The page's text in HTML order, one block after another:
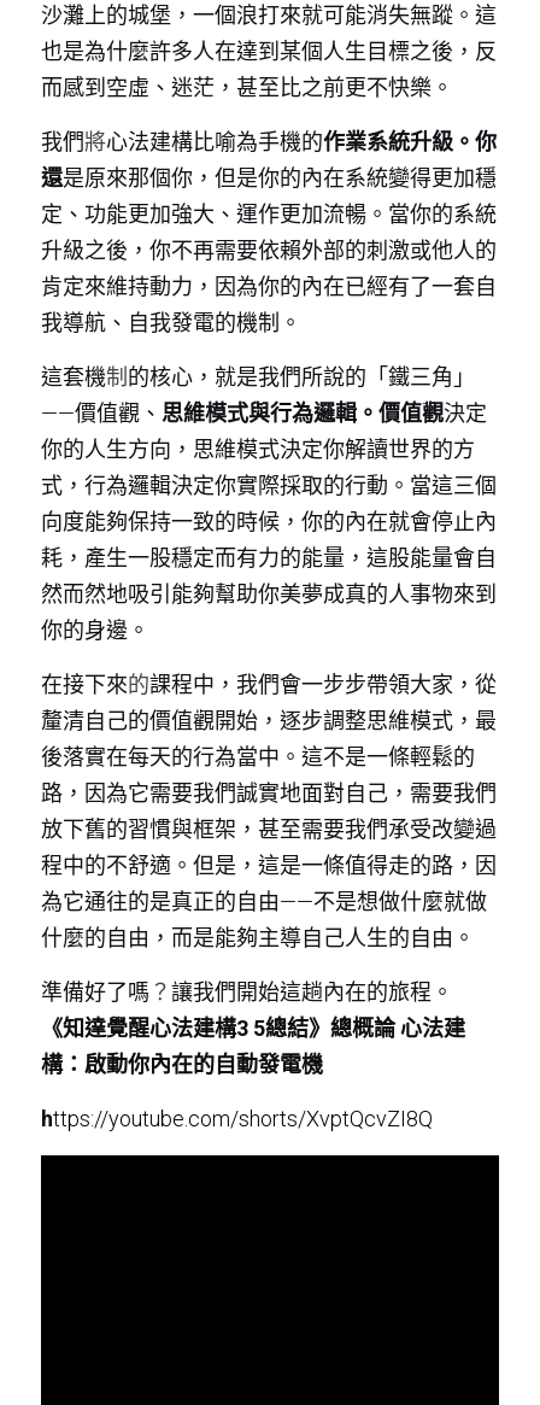
沙灘上的城堡，一個浪打來就可能消失無蹤。這
也是為什麼許多人在達到某個人生目標之後，反
而感到空虛、迷茫，甚至比之前更不快樂。
我們將心法建構比喻為手機的作業系統升級。你
還是原來那個你，但是你的內在系統變得更加穩
定、功能更加強大、運作更加流暢。當你的系統
升級之後，你不再需要依賴外部的刺激或他人的
肯定來維持動力，因為你的內在已經有了一套自
我導航、自我發電的機制。
這套機制 的核心，就是我們所說的「鐵三角」
——價值觀、 思維模式與行為邏輯。價值觀決定
你的人生方向，思維模式決定你解讀世界的方
式，行為邏輯決定你實際採取的行動。當這三個
向度能夠保持一致的時候，你的內在就會停止內
耗，產生一股穩定而有力的能量，這股能量會自
然而然地吸引能夠幫助你美夢成真的人事物來到
你的身邊。
在接下來的課程中，我們會一步步帶領大家，從
釐清自己的價值觀開始，逐步調整思維模式，最
後落實在每天的行為當中。這不是一條輕鬆的
路，因為它需要我們誠實地面對自己，需要我們
放下舊的習慣與框架，甚至需要我們承受改變過
程中的不舒適。但是，這是一條值得走的路，因
為它通往的是真正的自由——不是想做什麼就做
什麼的自由，而是能夠主導自己人生的自由。
準備好了嗎 ？讓我們開始這趟內在的旅程。
《知達覺醒心法建構3 5總結》總概論 心法建
構：啟動你內在的自動發電機
https://youtube.com/shorts/XvptQcvZI8Q